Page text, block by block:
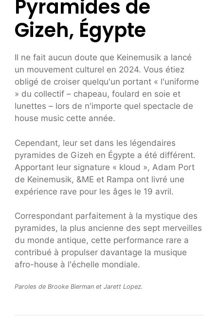
Pyramides de
Gizeh, Égypte
Il ne fait aucun doute que Keinemusik a lancé
un mouvement culturel en 2024. Vous étiez
obligé de croiser quelqu'un portant « l'uniforme
» du collectif – chapeau, foulard en soie et
lunettes – lors de n'importe quel spectacle de
house music cette année.
Cependant, leur set dans les légendaires
pyramides de Gizeh en Égypte a été différent.
Apportant leur signature « kloud », Adam Port
de Keinemusik, &ME et Rampa ont livré une
expérience rave pour les âges le 19 avril.
Correspondant parfaitement à la mystique des
pyramides, la plus ancienne des sept merveilles
du monde antique, cette performance rare a
contribué à propulser davantage la musique
afro-house à l'échelle mondiale.
Paroles de Brooke Bierman et Jarett Lopez.